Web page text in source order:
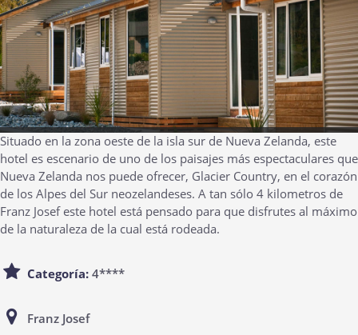
Situado en la zona oeste de la isla sur de Nueva Zelanda, este
hotel es escenario de uno de los paisajes más espectaculares que
Nueva Zelanda nos puede ofrecer, Glacier Country, en el corazón
de los Alpes del Sur neozelandeses. A tan sólo 4 kilometros de
Franz Josef este hotel está pensado para que disfrutes al máximo
de la naturaleza de la cual está rodeada.
Categoría:4****
Franz Josef